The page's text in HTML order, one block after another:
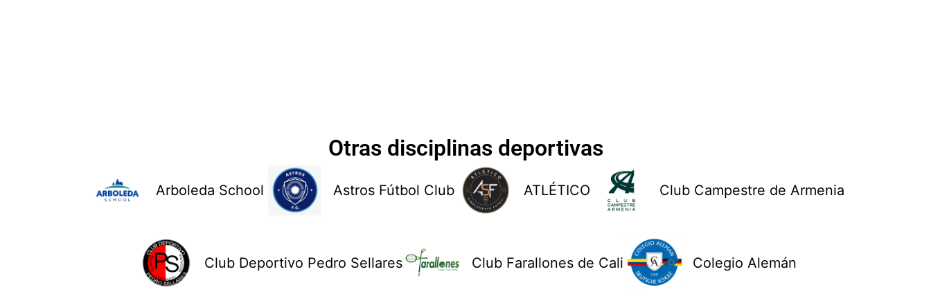
Otras disciplinas deportivas
Arboleda School Astros Fútbol Club ATLÉTICO Club Campestre de Armenia
Club Deportivo Pedro Sellares Club Farallones de Cali Colegio Alemán